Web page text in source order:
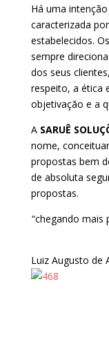
Há uma
caracterizada
estabelecidos.
sempre
dos seus
respeito, a ética
objetivação e a
ASARUÊ
nome,
propostas bem
de absoluta
propostas.
“chegando mais
Luiz Augusto de